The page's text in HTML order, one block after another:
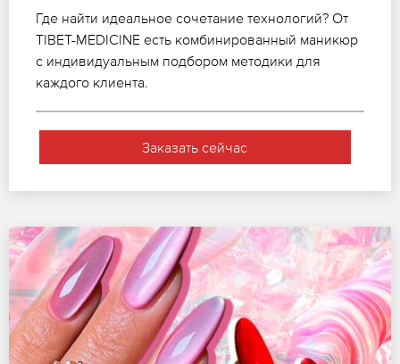
Где найти идеальное сочетание технологий? От
TIBET-MEDICINE есть комбинированный маникюр
с индивидуальным подбором методики для
каждого клиента.
Заказать сейчас